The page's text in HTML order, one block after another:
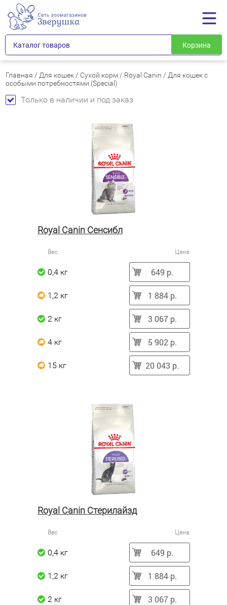
Каталог товаров Корзина
Главная / Для кошек / Сухой корм / Royal Canin / Для кошек с
особыми потребностями (Special)
Только в наличии и под заказ
Royal Canin Сенсибл
Вес Цена
0,4 кг 649 р.
1,2 кг 1 884 р.
2 кг 3 067 р.
4 кг 5 902 р.
15 кг 20 043 р.
Royal Canin Стерилайзд
Вес Цена
0,4 кг 649 р.
1,2 кг 1 884 р.
2 кг 3 067 р.